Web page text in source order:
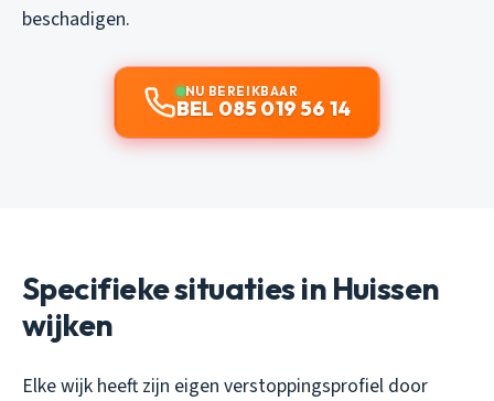
beschadigen.
NU BEREIKBAAR
BEL 085 019 56 14
Specifieke situaties in Huissen
wijken
Elke wijk heeft zijn eigen verstoppingsprofiel door